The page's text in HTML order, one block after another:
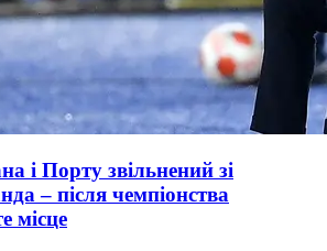
і Порту звільнений зі
– після чемпіонства
місце